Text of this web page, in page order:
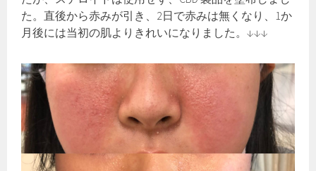
た。直後から赤みが引き、2日で赤みは無くなり、1か
月後には当初の肌よりきれいになりました。↓↓↓